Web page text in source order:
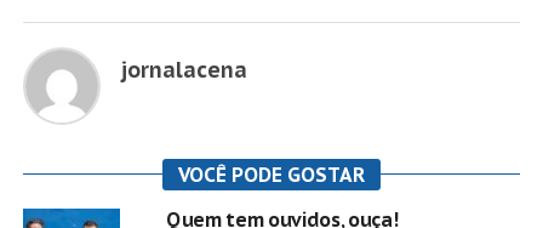
jornalacena
VOCÊ PODE GOSTAR
Quem tem ouvidos, ouça!